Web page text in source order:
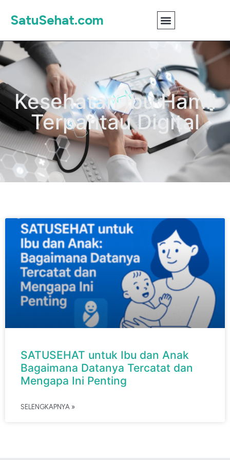
SatuSehat.com
Kesehatan Ibu Hamil
Terpantau Digital
SATUSEHAT untuk Ibu dan Anak
Bagaimana Datanya Tercatat dan
Mengapa Ini Penting
SELENGKAPNYA »